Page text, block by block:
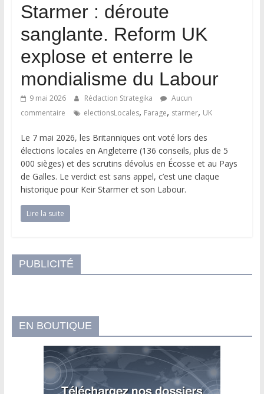
Starmer : déroute
sanglante. Reform UK
explose et enterre le
mondialisme du Labour
9 mai 2026 Rédaction Strategika
Aucun
commentaire
electionsLocales, Farage, starmer, UK
Le 7 mai 2026, les Britanniques ont voté lors des
élections locales en Angleterre (136 conseils, plus de 5
000 sièges) et des scrutins dévolus en Écosse et au Pays
de Galles. Le verdict est sans appel, c’est une claque
historique pour Keir Starmer et son Labour.
Lire la suite
PUBLICITÉ
EN BOUTIQUE